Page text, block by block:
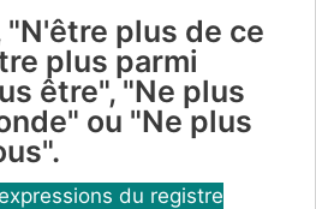
plus de ce
plus parmi
être", "Ne plus
ou "Ne plus
du registre